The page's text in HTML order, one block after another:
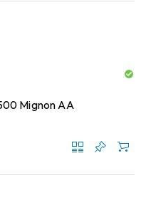
Mignon AA